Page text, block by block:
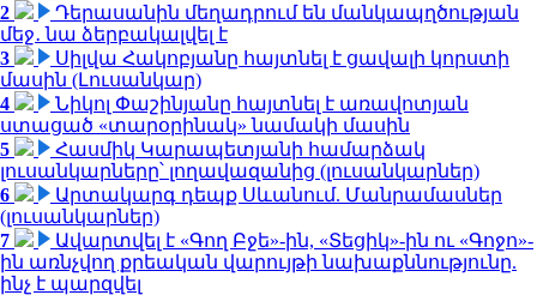
2
Դերասանին մեղադրում են մանկապղծության
մեջ․ նա ձերբակալվել է
3
Սիլվա Հակոբյանը հայտնել է ցավալի կորստի
մասին (Լուսանկար)
4
Նիկոլ Փաշինյանը հայտնել է առավոտյան
ստացած «տարօրինակ» նամակի մասին
5
Հասմիկ Կարապետյանի համարձակ
լուսանկարները՝ լողավազանից (լուսանկարներ)
6
Արտակարգ դեպք Սևանում. Մանրամասներ
(լուսանկարներ)
7
Ավարտվել է «Գող Բջե»-ին, «Տեցիկ»-ին ու «Գոջո»-
ին առնչվող քրեական վարույթի նախաքննությունը.
ինչ է պարզվել